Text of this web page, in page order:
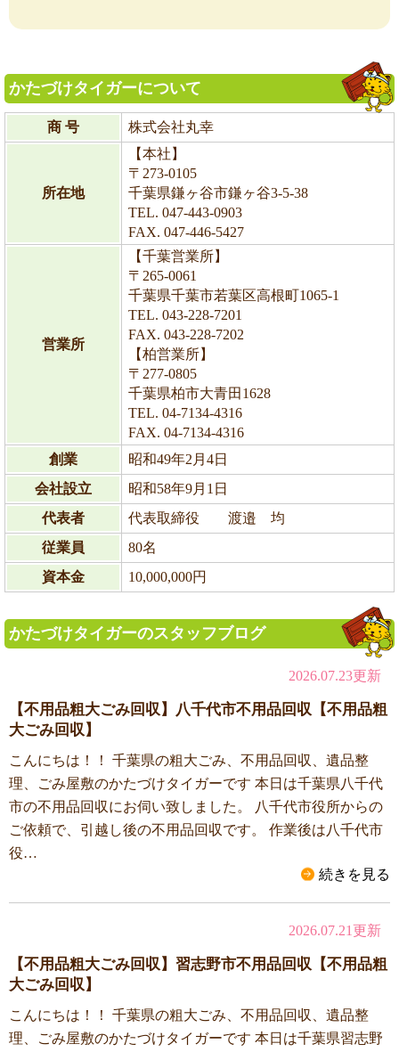
かたづけタイガーについて
商 号 株式会社丸幸
所在地
【本社】
〒273-0105
千葉県鎌ヶ谷市鎌ヶ谷3-5-38
TEL. 047-443-0903
FAX. 047-446-5427
営業所
【千葉営業所】
〒265-0061
千葉県千葉市若葉区高根町1065-1
TEL. 043-228-7201
FAX. 043-228-7202
【柏営業所】
〒277-0805
千葉県柏市大青田1628
TEL. 04-7134-4316
FAX. 04-7134-4316
創業
昭和49年2月4日
会社設立
昭和58年9月1日
代表者
代表取締役 渡邉 均
従業員
80名
資本金
10,000,000円
かたづけタイガーのスタッフブログ
2026.07.23更新
【不用品粗大ごみ回収】八千代市不用品回収【不用品粗
大ごみ回収】
こんにちは！！ 千葉県の粗大ごみ、不用品回収、遺品整
理、ごみ屋敷のかたづけタイガーです 本日は千葉県八千代
市の不用品回収にお伺い致しました。 八千代市役所からの
ご依頼で、引越し後の不用品回収です。 作業後は八千代市
役…
続きを見る
2026.07.21更新
【不用品粗大ごみ回収】習志野市不用品回収【不用品粗
大ごみ回収】
こんにちは！！ 千葉県の粗大ごみ、不用品回収、遺品整
理、ごみ屋敷のかたづけタイガーです 本日は千葉県習志野